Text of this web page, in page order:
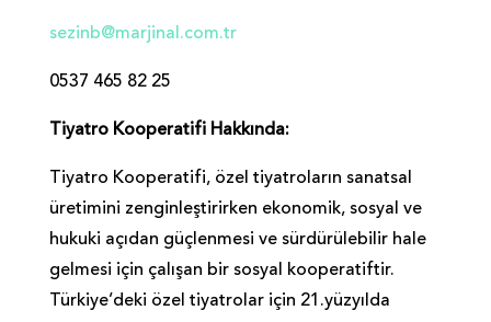
sezinb@marjinal.com.tr
0537 465 82 25
Tiyatro Kooperatifi Hakkında:
Tiyatro Kooperatifi, özel tiyatroların sanatsal
üretimini zenginleştirirken ekonomik, sosyal ve
hukuki açıdan güçlenmesi ve sürdürülebilir hale
gelmesi için çalışan bir sosyal kooperatiftir.
Türkiye’deki özel tiyatrolar için 21.yüzyılda